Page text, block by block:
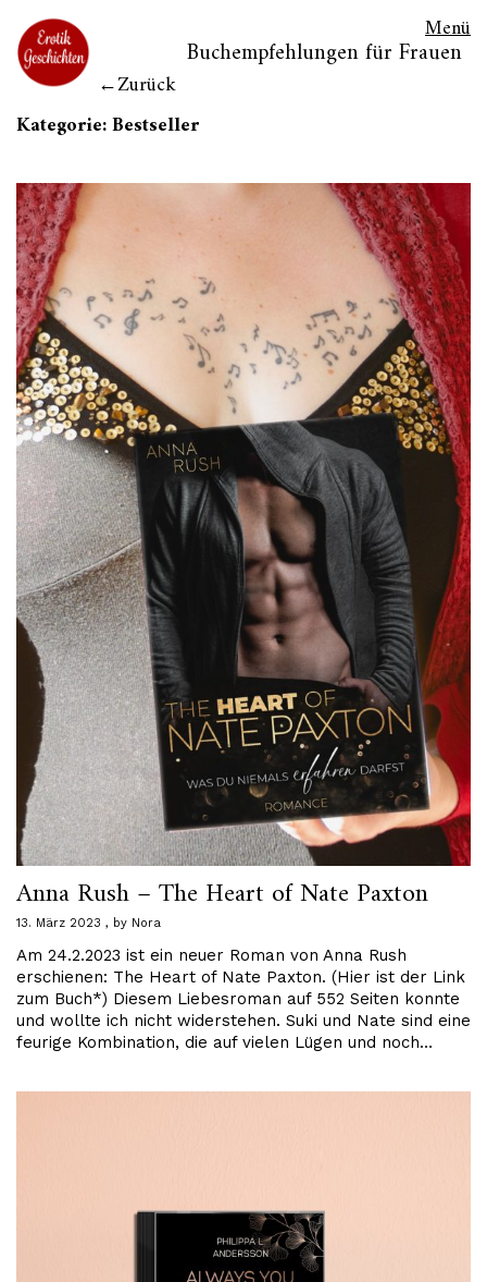
Zurück
Buchempfehlungen für Frauen
Menü
Kategorie:Bestseller
Anna Rush – The Heart of Nate Paxton
13. März 2023 by Nora
Am 24.2.2023 ist ein neuer Roman von Anna Rush
erschienen: The Heart of Nate Paxton. (Hier ist der Link
zum Buch*) Diesem Liebesroman auf 552 Seiten konnte
und wollte ich nicht widerstehen. Suki und Nate sind eine
feurige Kombination, die auf vielen Lügen und noch…